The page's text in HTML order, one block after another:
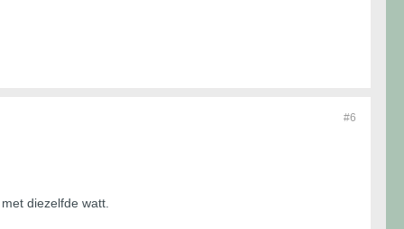
#6
diezelfde watt.